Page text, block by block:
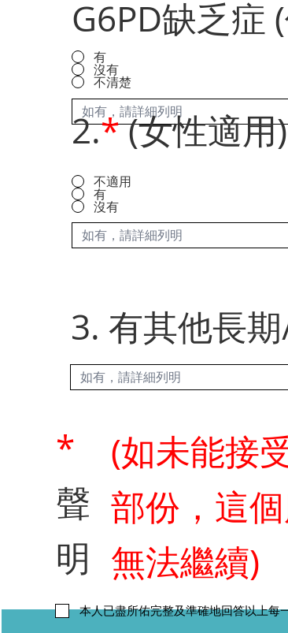
3. 有其他長
G6PD缺乏症
有
沒有
不清楚
*
聲
明
(如未能接
部份，這
無法繼續)
本人已盡所佑完整及準確地回答以上每
2.*(女性適用
不適用
有
沒有